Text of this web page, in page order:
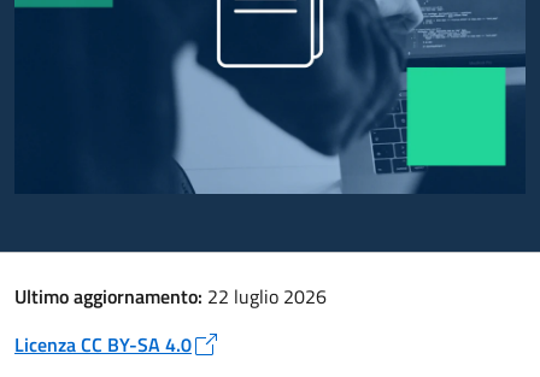
Ultimo aggiornamento: 22 luglio 2026
Licenza CC BY-SA 4.0
Apre in un nuovo tab